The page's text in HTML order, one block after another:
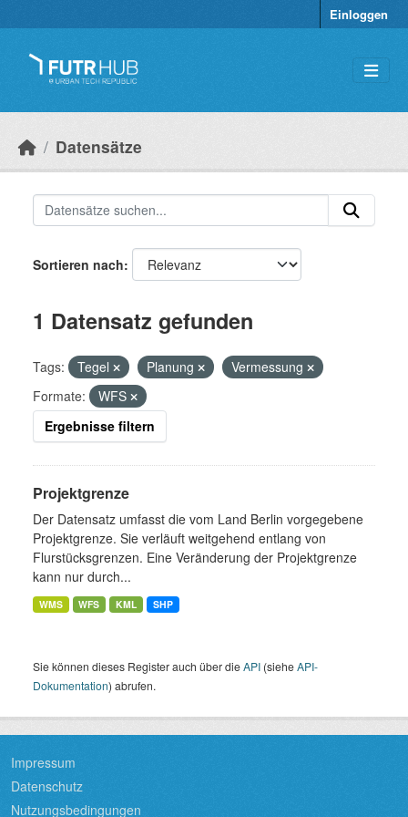
Einloggen
Datensätze
Sortieren nach
1 Datensatz gefunden
Tags: Tegel Planung
Vermessung
Formate:
WFS
Ergebnisse filtern
Projektgrenze
Der Datensatz umfasst die vom Land Berlin vorgegebene
Projektgrenze. Sie verläuft weitgehend entlang von
Flurstücksgrenzen. Eine Veränderung der Projektgrenze
kann nur durch...
WMS WFS KML SHP
Sie können dieses Register auch über dieAPI (sieheAPI-
Dokumentation) abrufen.
Impressum
Datenschutz
Nutzungsbedingungen